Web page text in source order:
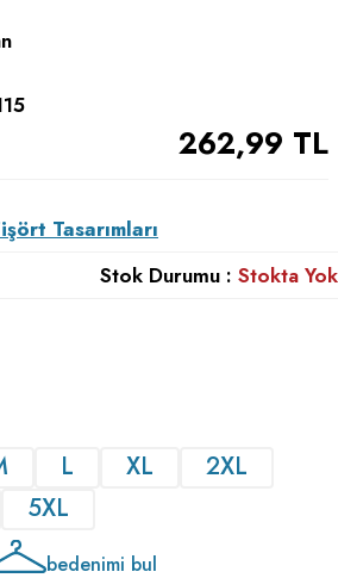
262,99 TL
Tasarımları
Stok Durumu : Stokta Yok
L XL
2XL
5XL
bedenimi bul